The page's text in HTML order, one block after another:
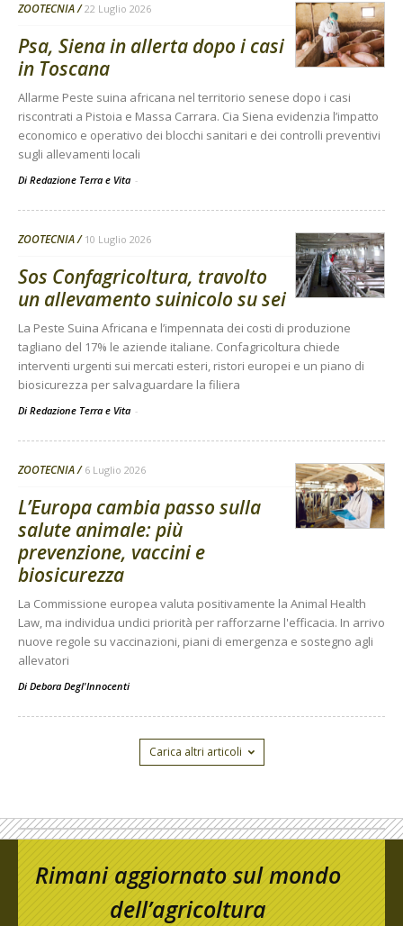
ZOOTECNIA 22 Luglio 2026
Psa, Siena in allerta dopo i casi
in Toscana
Allarme Peste suina africana nel territorio senese dopo i casi
riscontrati a Pistoia e Massa Carrara. Cia Siena evidenzia l’impatto
economico e operativo dei blocchi sanitari e dei controlli preventivi
sugli allevamenti locali
Di Redazione Terra e Vita -
ZOOTECNIA 10 Luglio 2026
Sos Confagricoltura, travolto
un allevamento suinicolo su sei
La Peste Suina Africana e l’impennata dei costi di produzione
tagliano del 17% le aziende italiane. Confagricoltura chiede
interventi urgenti sui mercati esteri, ristori europei e un piano di
biosicurezza per salvaguardare la filiera
Di Redazione Terra e Vita -
ZOOTECNIA 6 Luglio 2026
L’Europa cambia passo sulla
salute animale: più
prevenzione, vaccini e
biosicurezza
La Commissione europea valuta positivamente la Animal Health
Law, ma individua undici priorità per rafforzarne l'efficacia. In arrivo
nuove regole su vaccinazioni, piani di emergenza e sostegno agli
allevatori
Di Debora Degl'Innocenti
Carica altri articoli
Rimani aggiornato sul mondo
dell’agricoltura